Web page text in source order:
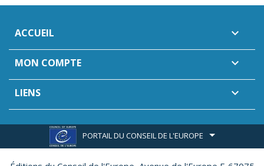
ACCUEIL 
MON COMPTE 
LIENS 
PORTAIL DU CONSEIL DE L'EUROPE